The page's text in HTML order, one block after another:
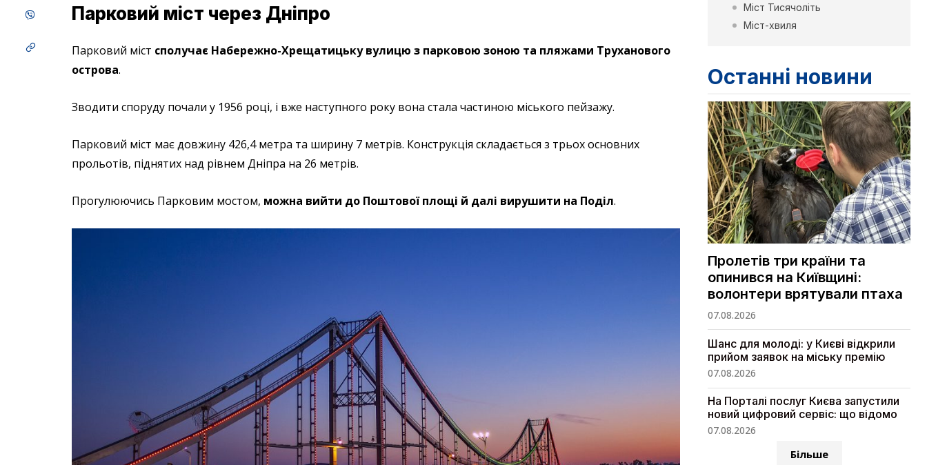
Парковий міст через Дніпро
Парковий міст сполучає Набережно-Хрещатицьку вулицю з парковою зоною та пляжами Труханового
острова.
Зводити споруду почали у 1956 році, і вже наступного року вона стала частиною міського пейзажу.
Парковий міст має довжину 426,4 метра та ширину 7 метрів. Конструкція складається з трьох основних
прольотів, піднятих над рівнем Дніпра на 26 метрів.
Прогулюючись Парковим мостом, можна вийти до Поштової площі й далі вирушити на Поділ.
Міст Тисячоліть
Міст-хвиля
Останні новини
Пролетів три країни та
опинився на Київщині:
волонтери врятували птаха
07.08.2026
Шанс для молоді: у Києві відкрили
прийом заявок на міську премію
07.08.2026
На Порталі послуг Києва запустили
новий цифровий сервіс: що відомо
07.08.2026
Більше